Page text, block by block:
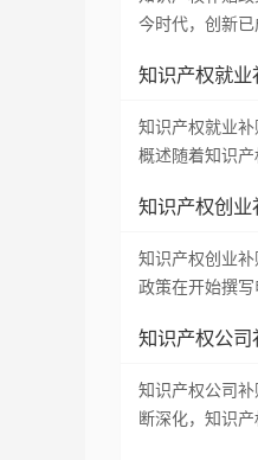
今时代，创新
知识产权就业
知识产权就业
概述随着知识
知识产权创业
知识产权创业
政策在开始撰
知识产权公司
知识产权公司
断深化，知识